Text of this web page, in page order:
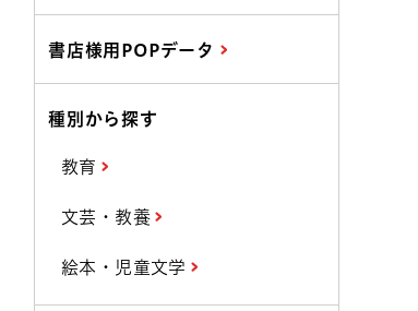
書店様用POPデータ
種別から探す
教育
文芸・教養
絵本・児童文学